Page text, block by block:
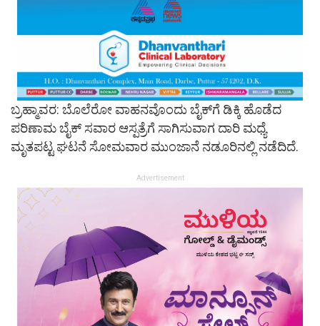
ಬ್ರಹ್ಮಾವರ: ಬೊಲೆರೋ ವಾಹನವೊಂದು ಬೈಕ್‌ಗೆ ಡಿಕ್ಕಿ ಹೊಡೆದ
ಪರಿಣಾಮ ಬೈಕ್ ಸವಾರ ಆಸ್ಪತ್ರೆಗೆ ಸಾಗಿಸುವಾಗ ದಾರಿ ಮಧ್ಯೆ
ಮೃತಪಟ್ಟ ಘಟನೆ ಸೋಮವಾರ ಮುಂಜಾನೆ ನಡೂರಿನಲ್ಲಿ ನಡೆದಿದೆ.
Advertisement